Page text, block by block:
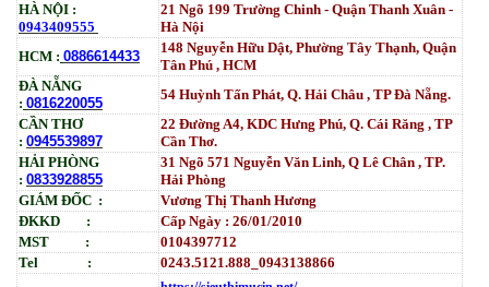
HÀ NỘI :
0943409555
21 Ngõ 199 Trường Chinh - Quận Thanh Xuân -
Hà Nội
HCM : 0886614433
148 Nguyễn Hữu Dật, Phường Tây Thạnh, Quận
Tân Phú , HCM
ĐÀ NẴNG
: 0816220055
54 Huỳnh Tấn Phát, Q. Hải Châu , TP Đà Nẵng.
CẦN THƠ
: 0945539897
22 Đường A4, KDC Hưng Phú, Q. Cái Răng , TP
Cần Thơ.
HẢI PHÒNG
: 0833928855
31 Ngõ 571 Nguyễn Văn Linh, Q Lê Chân , TP.
Hải Phòng
GIÁM ĐỐC :
Vương Thị Thanh Hương
ĐKKD :
Cấp Ngày : 26/01/2010
MST :
0104397712
Tel :
0243.5121.888_0943138866